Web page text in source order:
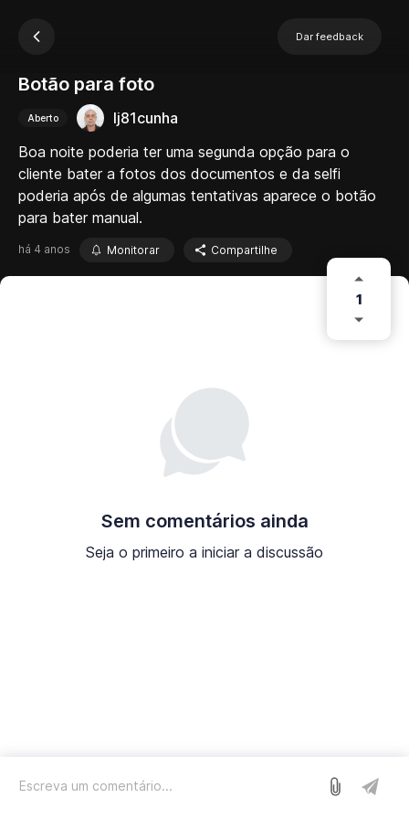
Dar feedback
Botão para foto
Aberto
lj81cunha
Boa noite poderia ter uma segunda opção para o
cliente bater a fotos dos documentos e da selfi
poderia após de algumas tentativas aparece o botão
para bater manual.
há 4 anos Monitorar Compartilhe
1
Sem comentários ainda
Seja o primeiro a iniciar a discussão
Nós usamos o Sleekplan